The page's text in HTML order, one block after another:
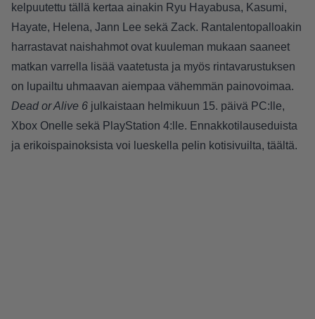
kelpuutettu tällä kertaa ainakin Ryu Hayabusa, Kasumi,
Hayate, Helena, Jann Lee sekä Zack. Rantalentopalloakin
harrastavat naishahmot ovat kuuleman mukaan saaneet
matkan varrella lisää vaatetusta ja myös rintavarustuksen
on lupailtu uhmaavan aiempaa vähemmän painovoimaa.
Dead or Alive 6 julkaistaan helmikuun 15. päivä PC:lle,
Xbox Onelle sekä PlayStation 4:lle. Ennakkotilauseduista
ja erikoispainoksista voi lueskella pelin kotisivuilta, täältä.